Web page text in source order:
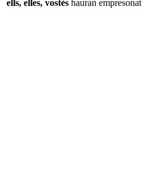
ells, elles, vostès hauran empresonat